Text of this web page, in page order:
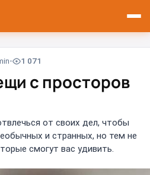
1 071
с просторов
от своих дел, чтобы
и странных, но тем не
смогут вас удивить.